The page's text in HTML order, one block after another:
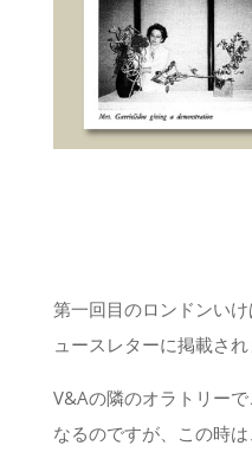
第一回目のロンドンい
ュースレターに掲載され
V&Aの隣のオラトリー
なるのですが、この時